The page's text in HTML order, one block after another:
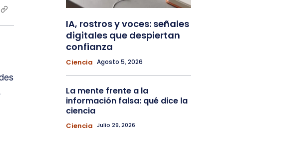
IA, rostros y voces: señales
digitales que despiertan
confianza
Ciencia Agosto 5, 2026
La mente frente a la
información falsa: qué dice la
ciencia
Ciencia Julio 29, 2026